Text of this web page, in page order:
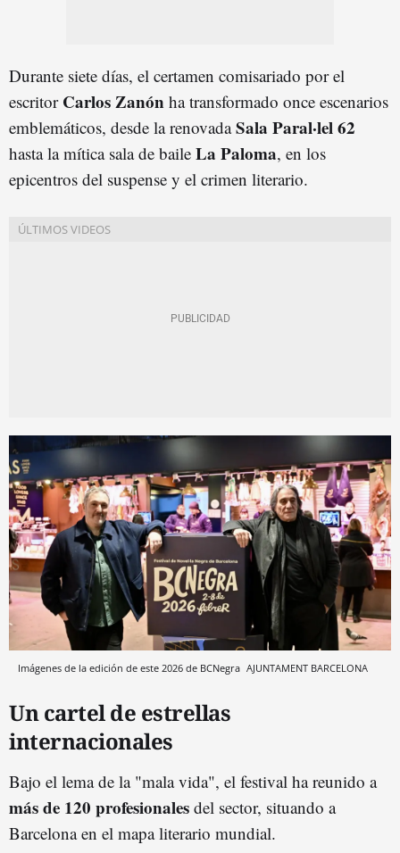
Durante siete días, el certamen comisariado por el
escritor Carlos Zanón ha transformado once escenarios
emblemáticos, desde la renovadaSala Paral·lel 62
hasta la mítica sala de baile La Paloma, en los
epicentros del suspense y el crimen literario.
Imágenes de la edición de este 2026 de BCNegra AJUNTAMENT BARCELONA
Un cartel de estrellas
internacionales
Bajo el lema de la "mala vida", el festival ha reunido a
más de 120 profesionales del sector, situando a
Barcelona en el mapa literario mundial.